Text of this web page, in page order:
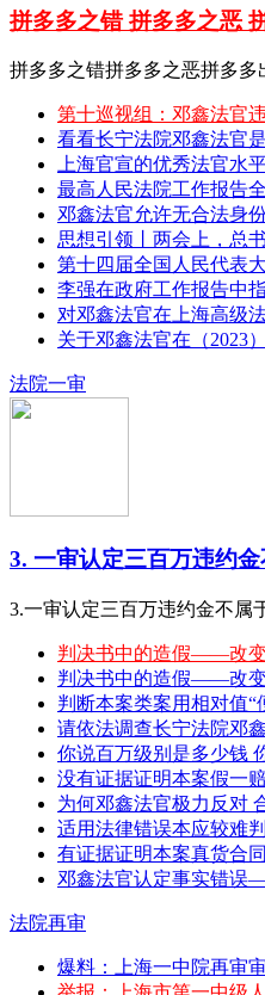
拼多多之错 拼多多之恶
拼多多之错拼多多之恶拼多多
第十巡视组：邓鑫法官
看看长宁法院邓鑫法官
上海官宣的优秀法官水
最高人民法院工作报告
邓鑫法官允许无合法身
思想引领丨两会上，总
第十四届全国人民代表
李强在政府工作报告中
对邓鑫法官在上海高级
关于邓鑫法官在（2023
法院一审
3. 一审认定三百万违约
3.一审认定三百万违约金不属
判决书中的造假——改
判决书中的造假——改变
判断本案类案用相对值
请依法调查长宁法院邓
你说百万级别是多少钱
没有证据证明本案假一
为何邓鑫法官极力反对
适用法律错误本应较难
有证据证明本案真货合
邓鑫法官认定事实错误
法院再审
爆料：上海一中院再审